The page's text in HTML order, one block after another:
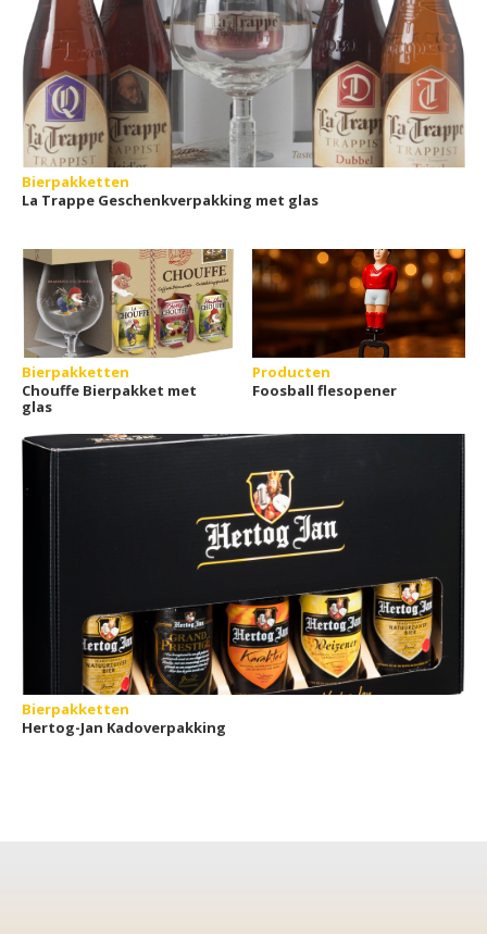
Bierpakketten
La Trappe Geschenkverpakking met glas
Bierpakketten
Chouffe Bierpakket met
glas
Producten
Foosball flesopener
Bierpakketten
Hertog-Jan Kadoverpakking